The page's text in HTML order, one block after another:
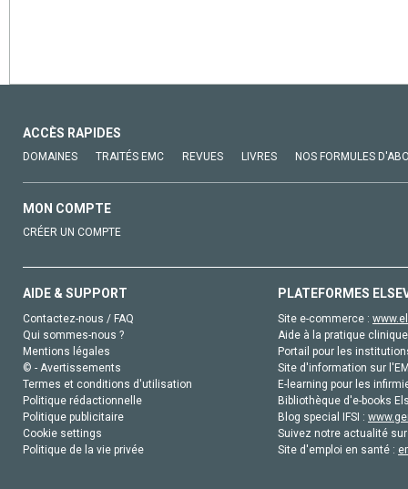
ACCÈS RAPIDES
DOMAINES TRAITÉS EMC REVUES LIVRES NOS FORMULES
MON COMPTE
CRÉER UN COMPTE
AIDE & SUPPORT
Contactez-nous / FAQ
Qui sommes-nous ?
Mentions légales
© - Avertissements
Termes et conditions d'utilisation
Politique rédactionnelle
Politique publicitaire
Cookie settings
Politique de la vie privée
PLATEFORMES
Site e-commerce :
Aide à la pratique
Portail pour les
Site d'information sur
E-learning pour les
Bibliothèque d'e-books
Blog special IFSI :
Suivez notre actualité
Site d'emploi en santé :